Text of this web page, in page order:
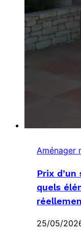
Aménager
Prix
quels
25/05/